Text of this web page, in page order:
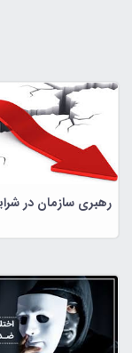
رهبری سازمان در